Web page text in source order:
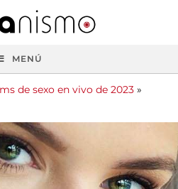
MENÚ
de sexo en vivo de 2023 »